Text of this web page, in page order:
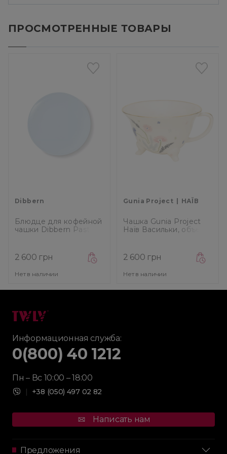
ПРОСМОТРЕННЫЕ ТОВАРЫ
Dibbern
Блюдце для кофейной
чашки Dibbern Pastell
115 06)
2 600 грн
Нет в наличии
Gunia Project НАЇВ
Чашка Gunia Project
Наїв Васильки, объем
2 600 грн
Нет в наличии
Информационная служба:
0(800) 40 1212
Пн – Вс 10:00 – 18:00
| +38 (050) 497 02 82
Написать нам
Предложения